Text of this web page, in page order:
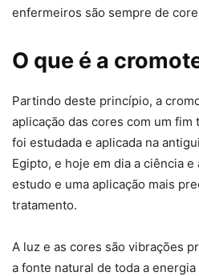
enfermeiros são sempre de
O que é a
Partindo deste princípio, a
aplicação das cores com um fim
foi estudada e aplicada na
Egipto, e hoje em dia a ciência
estudo e uma aplicação mais
tratamento.
A luz e as cores são vibrações
a fonte natural de toda a